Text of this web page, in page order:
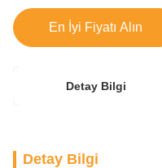
En İyi Fiyatı Alın
Detay Bilgi
Detay Bilgi